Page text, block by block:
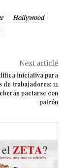
Hollywood
Next article
iniciativa para
de trabajadores; 12
pactarse con
patrón